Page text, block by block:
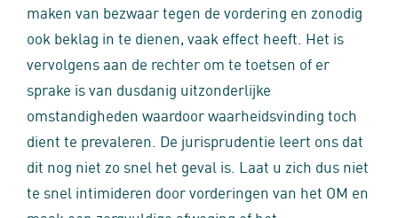
maken van bezwaar tegen de vordering en zonodig
ook beklag in te dienen, vaak effect heeft. Het is
vervolgens aan de rechter om te toetsen of er
sprake is van dusdanig uitzonderlijke
omstandigheden waardoor waarheidsvinding toch
dient te prevaleren. De jurisprudentie leert ons dat
dit nog niet zo snel het geval is. Laat u zich dus niet
te snel intimideren door vorderingen van het OM en